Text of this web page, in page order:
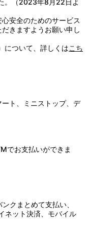
の卵があり、孵化すれ
建設の話が持ち上がっ
湖の守り神を祭った祠
しまう。すると、湖の
を聞きつけ、ミズキと
マックスに変身して立
の前に、怪獣・メタシ
バは、名誉挽回とばか
由に移動するメタシサ
への不信感を抱いた
。その時、再びメタシ
。（2023年8月22日よ
安全のためのサービス
きますようお願い申し
について、詳しくはこち
ト、ミニストップ、デ
でお支払いができま
クまとめて支払い、
ネット決済、モバイル